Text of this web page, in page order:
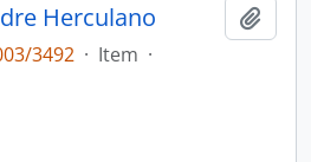
Herculano
3492 · Item ·